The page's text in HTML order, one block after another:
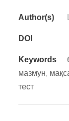
Author(s)
DOI
Keywords
мазмун,
тест